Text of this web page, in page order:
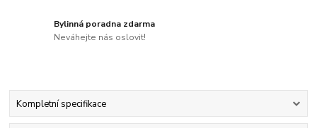
Bylinná poradna zdarma
Neváhejte nás oslovit!
Kompletní specifikace